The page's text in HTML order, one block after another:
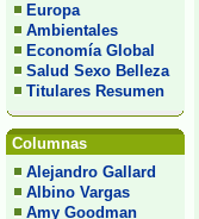
Europa
Ambientales
Economía Global
Salud Sexo Belleza
Titulares Resumen
Columnas
Alejandro Gallard
Albino Vargas
Amy Goodman